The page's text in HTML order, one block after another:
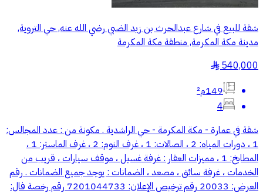
شقة للبيع في شارع عبدالحرث بن زيد الضبي رضي الله عنه, حي التروية,
مدينة مكة المكرمة, منطقة مكة المكرمة
540,000
§
149م²
4
شقة في عمارة - مكة المكرمة - حي الراشدية . مكونة من : عدد المجالس:
1 ، دورات المياه: 2 ، الصالات: 1 ، غرف النوم: 2 ، غرف الماستر: 1 ،
المطابخ: 1 ، مميزات العقار : غرفة غسيل ، موقف سيارات ، قريب من
الخدمات ، غرفة سائق ، مصعد ، الضمانات : يوجد جميع الضمانات . رقم
العرض: 20033 رقم ترخيص الإعلان: 7201044733 رقم رخصة فال: